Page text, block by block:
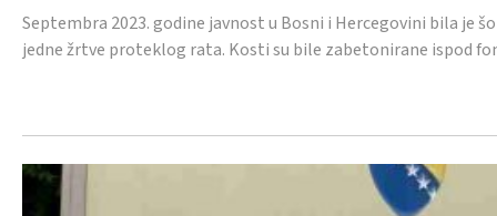
Septembra 2023. godine javnost u Bosni i Hercegovini bila je
jedne žrtve proteklog rata. Kosti su bile zabetonirane ispod